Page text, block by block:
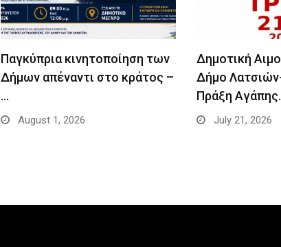
Παγκύπρια κινητοποίηση των
Δήμων απέναντι στο κράτος –
…
August 1, 2026
Δημοτική
Δήμο
Πράξη
July 21, 2026